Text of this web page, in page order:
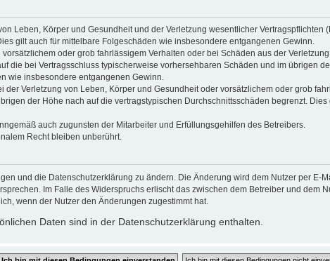
Leben, Körper und Gesundheit und der Verletzung wesentlicher
gilt auch für mittelbare Folgeschäden wie insbesondere entgangenen Gewinn.
oder grob fahrlässigem Verhalten oder bei Schäden aus der
die bei Vertragsschluss typischerweise vorhersehbaren Schäden und im übrigen
wie insbesondere entgangenen Gewinn.
Verletzung von Leben, Körper und Gesundheit oder vorsätzlichem oder grob
der Höhe nach auf die vertragstypischen Durchschnittsschäden begrenzt.
auch zugunsten der Mitarbeiter und Erfüllungsgehilfen des Betreibers.
Recht bleiben unberührt.
und die Datenschutzerklärung zu ändern. Die Änderung wird dem Nutzer per E-
Im Falle des Widerspruchs erlischt das zwischen dem Betreiber und dem
wenn der Nutzer den Änderungen zugestimmt hat.
Daten sind in der Datenschutzerklärung enthalten.